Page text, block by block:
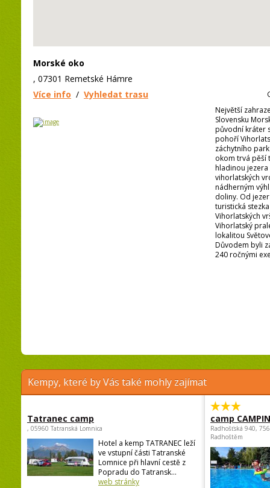
Morské oko
, 07301 Remetské Hámre
Více info / Vyhledat trasu
Největší
Slovensku
původní kráter
pohoří
záchytního
okom trvá pěší
hladinou
vihorlatských
nádherným
doliny. Od
turistická
Vihorlatských
Vihorlatský
lokalitou
Důvodem byli
240 ročnými
Kempy, které by Vás také mohly zajímat
Tatranec camp
, 05960 Tatranská Lomnica
Hotel a kemp TATRANEC leží
ve vstupní části Tatranské
Lomnice při hlavní cestě z
Popradu do Tatransk...
web stránky
camp
Radhošťská 940,
Radhoštěm